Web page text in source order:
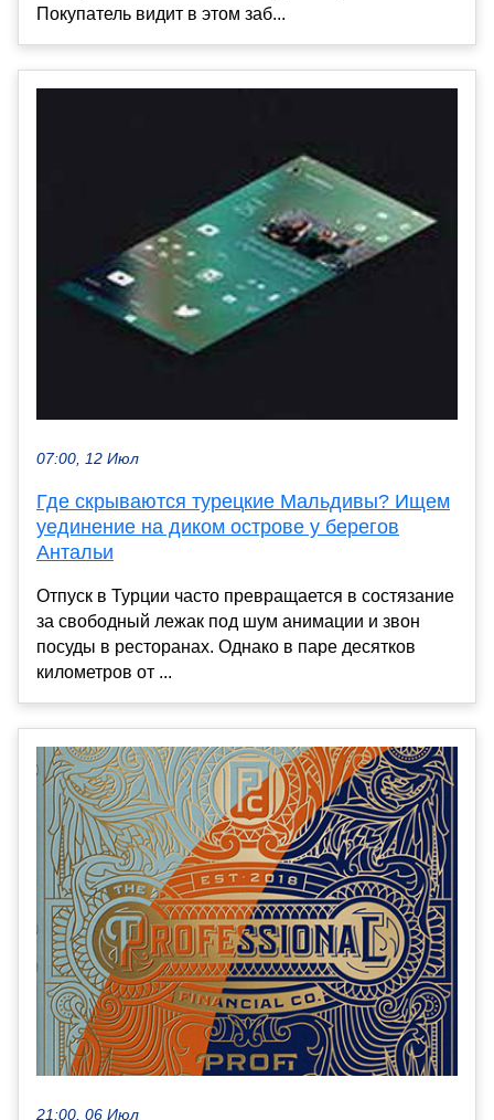
Покупатель видит в этом заб...
07:00, 12 Июл
Где скрываются турецкие Мальдивы? Ищем
уединение на диком острове у берегов
Антальи
Отпуск в Турции часто превращается в состязание
за свободный лежак под шум анимации и звон
посуды в ресторанах. Однако в паре десятков
километров от ...
21:00, 06 Июл